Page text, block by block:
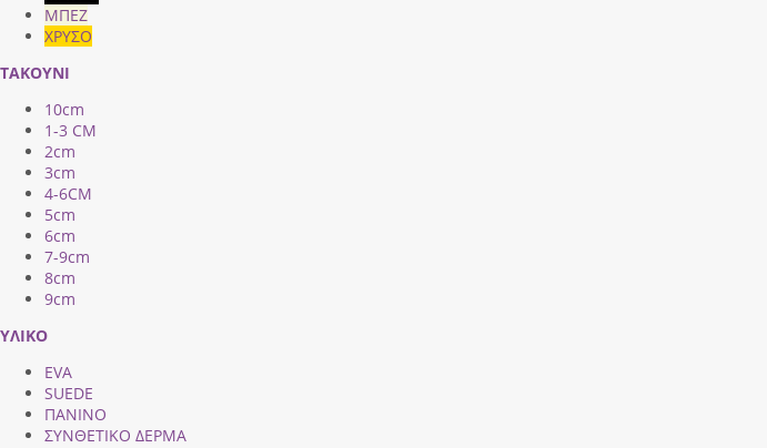
ΜΠΕΖ
ΧΡΥΣΟ
ΤΑΚΟΥΝΙ
10cm
1-3 CM
2cm
3cm
4-6CM
5cm
6cm
7-9cm
8cm
9cm
ΥΛΙΚΟ
EVA
SUEDE
ΠΑΝΙΝΟ
ΣΥΝΘΕΤΙΚΟ ΔΕΡΜΑ